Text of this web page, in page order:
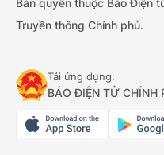
Bản quyền thuộc Báo Điện
Truyền thông Chính phủ.
Tải ứng dụng:
BÁO ĐIỆN TỬ CHÍNH